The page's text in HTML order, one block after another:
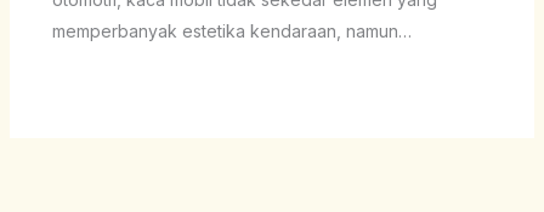
memperbanyak estetika kendaraan, namun…